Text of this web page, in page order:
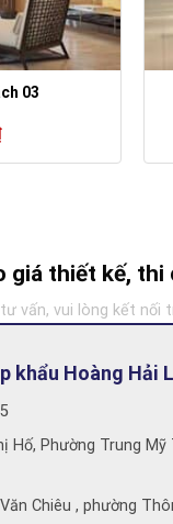
03
giá thiết kế, thi
vấn, vui lòng kết nối
khẩu Hoàng Hải
Hố, Phường Trung Mỹ
Chiêu , phường